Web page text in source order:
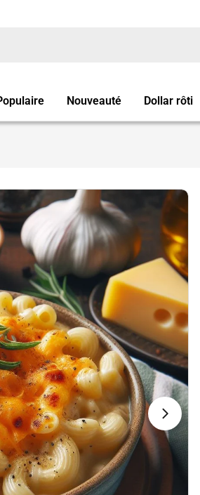
Nouveauté Dollar rôti